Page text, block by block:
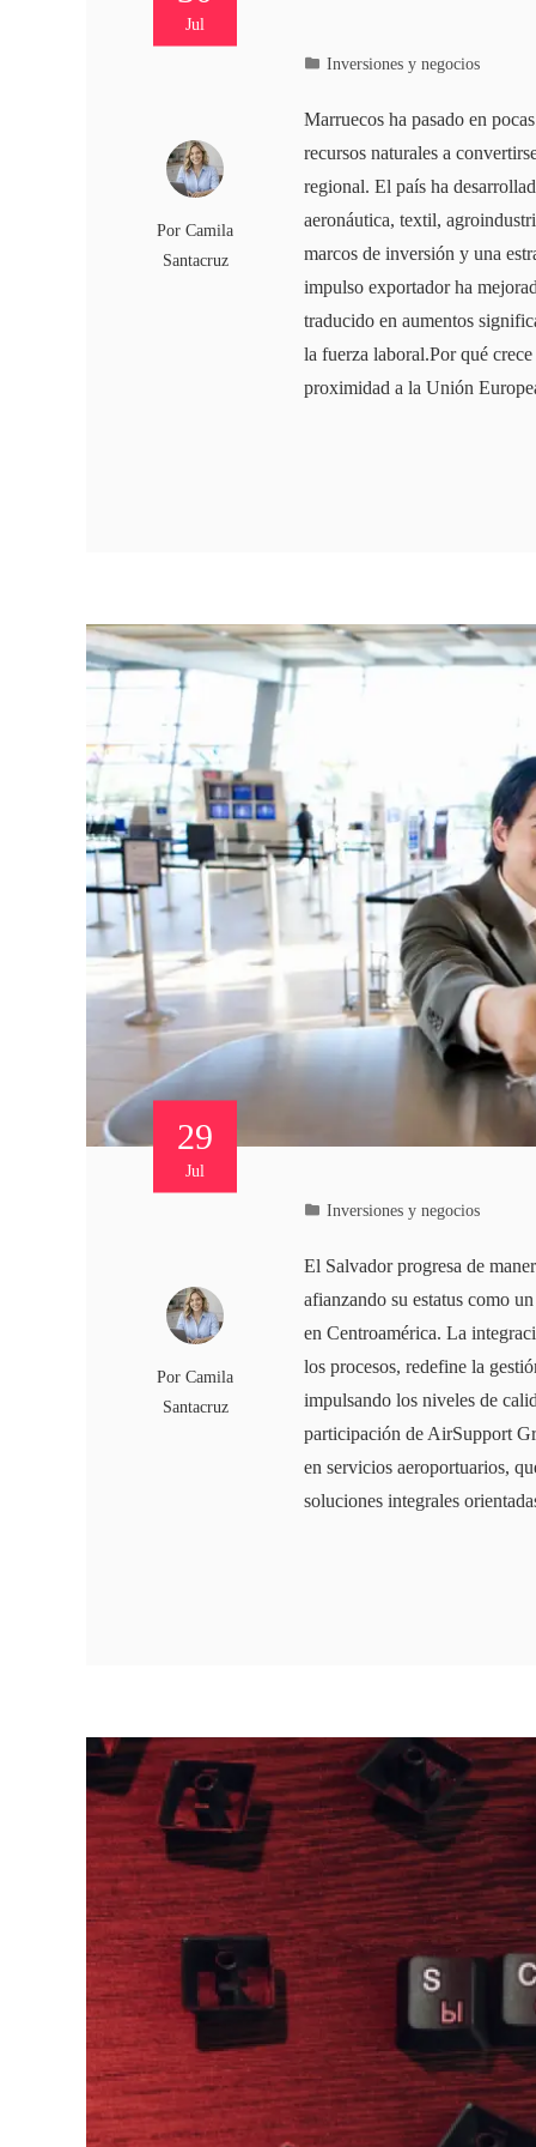
Jul
PorCamila
Santacruz
Inversiones y negocios
Marruecos ha pasado en
recursos naturales a
regional. El país ha
aeronáutica, textil,
marcos de inversión y una
impulso exportador ha
traducido en aumentos
la fuerza laboral.Por qué
proximidad a la Unión
29
Jul
PorCamila
Santacruz
Inversiones y negocios
El Salvador progresa de
afianzando su estatus como
en Centroamérica. La
los procesos, redefine la
impulsando los niveles de
participación de AirSupport
en servicios aeroportuarios,
soluciones integrales